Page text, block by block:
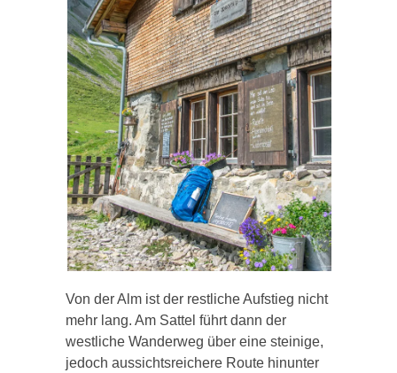
Von der Alm ist der restliche Aufstieg nicht
mehr lang. Am Sattel führt dann der
westliche Wanderweg über eine steinige,
jedoch aussichtsreichere Route hinunter